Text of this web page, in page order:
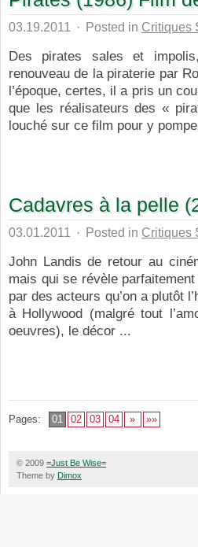
03.19.2011 · Posted in Critiques
Des pirates sales et
renouveau de la piraterie par
l’époque, certes, il a pris un
que les réalisateurs des «
louché sur ce film pour y
Cadavres à la pelle
03.01.2011 · Posted in Critiques
John Landis de retour au
mais qui se révèle
par des acteurs qu’on a plutôt
à Hollywood (malgré tout
oeuvres), le décor ...
Pages: 01 02 03 04 » »»
© 2009 =Just Be Wise=
Theme by Dimox